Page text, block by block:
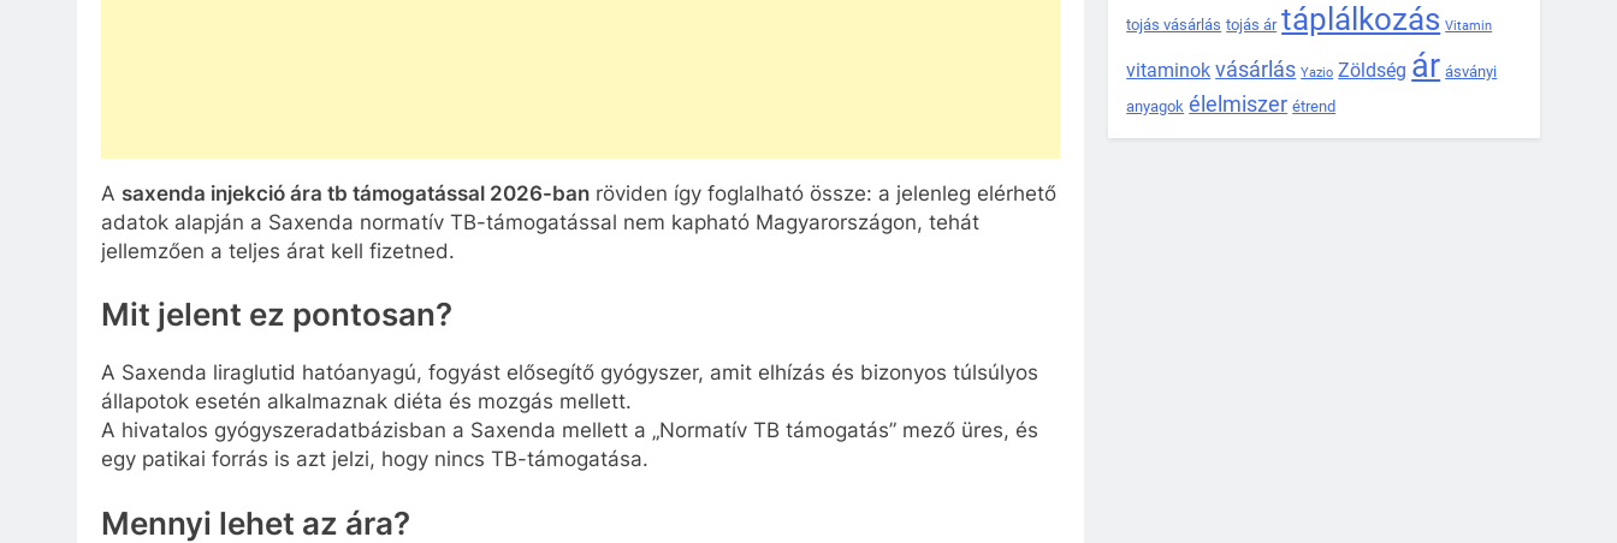
A saxenda injekció ára tb támogatással 2026-ban röviden így foglalható össze: a jelenleg elérhető
adatok alapján a Saxenda normatív TB-támogatással nem kapható Magyarországon, tehát
jellemzően a teljes árat kell fizetned.
Mit jelent ez pontosan?
A Saxenda liraglutid hatóanyagú, fogyást elősegítő gyógyszer, amit elhízás és bizonyos túlsúlyos
állapotok esetén alkalmaznak diéta és mozgás mellett.
A hivatalos gyógyszeradatbázisban a Saxenda mellett a „Normatív TB támogatás” mező üres, és
egy patikai forrás is azt jelzi, hogy nincs TB-támogatása.
Mennyi lehet az ára?
tojás vásárlás tojás ár táplálkozás Vitamin
vitaminok vásárlás Yazio Zöldség ár ásványi
anyagok élelmiszer étrend